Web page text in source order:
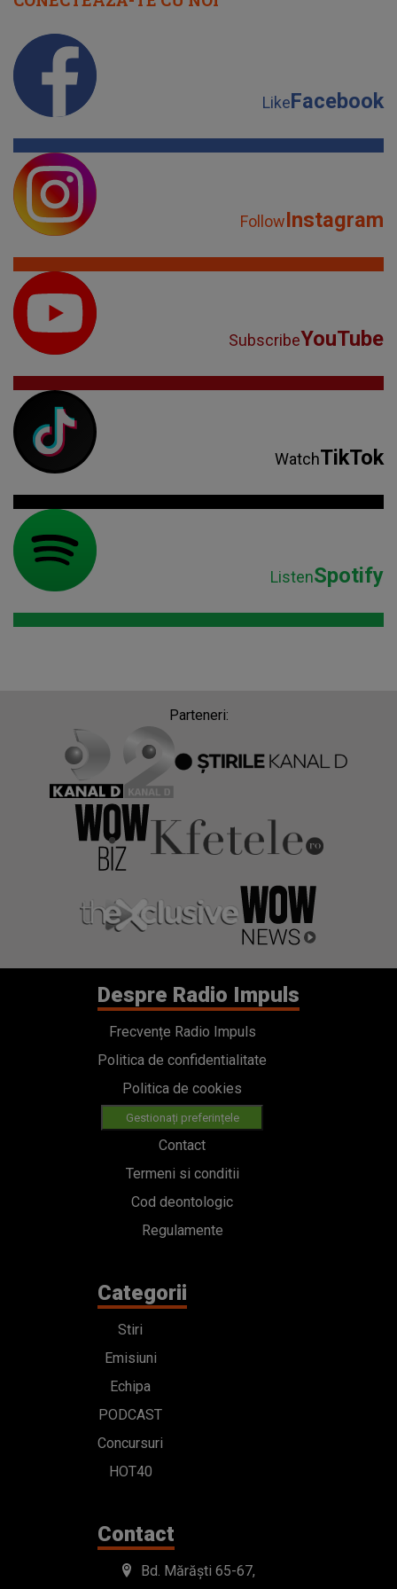
LikeFacebook
FollowInstagram
SubscribeYouTube
WatchTikTok
ListenSpotify
Parteneri:
Despre Radio Impuls
Frecvențe Radio Impuls
Politica de confidentialitate
Politica de cookies
Gestionați preferințele
Contact
Termeni si conditii
Cod deontologic
Regulamente
Categorii
Stiri
Emisiuni
Echipa
PODCAST
Concursuri
HOT40
Contact
Bd. Mărăști 65-67,